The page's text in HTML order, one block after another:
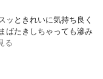
ッときれいに気持ち良く
ばたきしちゃっても滲み
る